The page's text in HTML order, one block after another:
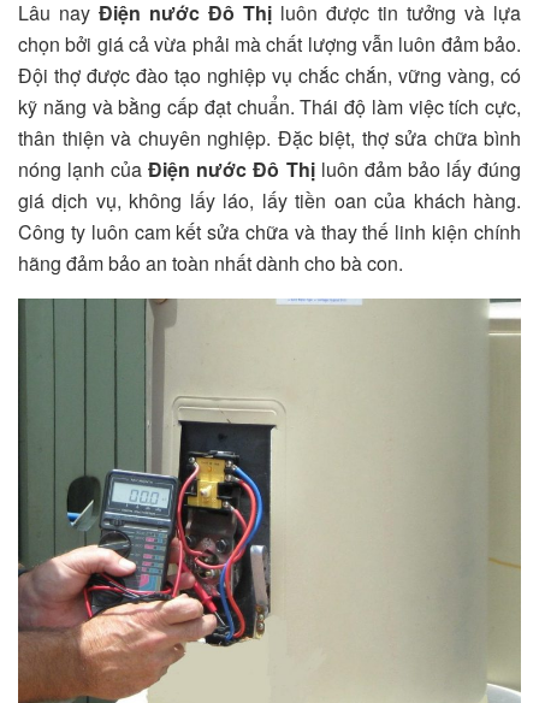
Lâu nay Điện nước Đô Thị luôn được tin tưởng và lựa
chọn bởi giá cả vừa phải mà chất lượng vẫn luôn đảm bảo.
Đội thợ được đào tạo nghiệp vụ chắc chắn, vững vàng, có
kỹ năng và bằng cấp đạt chuẩn. Thái độ làm việc tích cực,
thân thiện và chuyên nghiệp. Đặc biệt, thợ sửa chữa bình
nóng lạnh củaĐiện nước Đô Thị luôn đảm bảo lấy đúng
giá dịch vụ, không lấy láo, lấy tiền oan của khách hàng.
Công ty luôn cam kết sửa chữa và thay thế linh kiện chính
hãng đảm bảo an toàn nhất dành cho bà con.